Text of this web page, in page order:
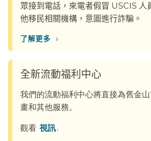
眾接到電話，來電者假冒 USCIS 人
他移民相關機構，意圖進行詐騙。​​
了解更多​​ ›
全新流動福利中心​​
我們的流動福利中心將直接為舊金
畫和其他服務。​​
觀看​​ 視訊​​.